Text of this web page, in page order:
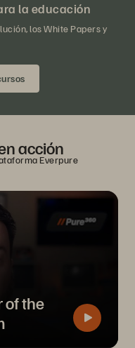
la educación
los White Papers y
acción
Everpure
of the